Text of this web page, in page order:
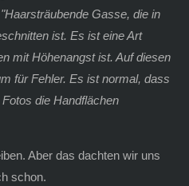
"Haarsträubende Gasse, die in
ist. Es ist eine Art
mit Höhenangst ist. Auf diesen
für Fehler. Es ist normal, dass
die Handflächen
Aber das dachten wir uns
schon.